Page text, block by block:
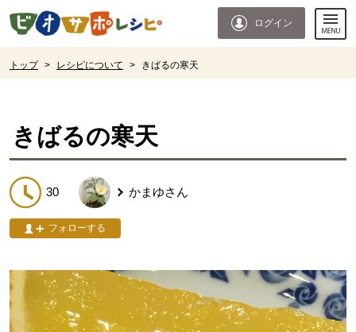
ページの先頭です。
ログイン
トップ > レシピについて > きばるの寒天
きばるの寒天
30 かまゆさん
フォローする